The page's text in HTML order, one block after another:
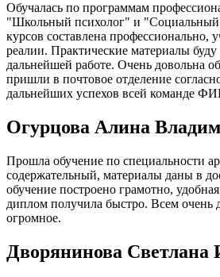
Обучалась по программам
"Школьный психолог" и "Социальный
курсов составлена профессионально,
реалии. Практические материалы буду
дальнейшей работе. Очень довольна
пришли в почтовое отделение
дальнейших успехов всей команде
Огурцова Алина
Прошла обучение по специальности
содержательный, материалы даны в
обучение построено грамотно,
диплом получила быстро. Всем очень
огромное.
Дворянинова Светлана